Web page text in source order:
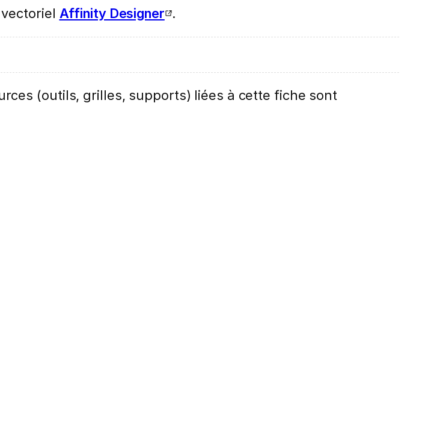
Affinity Designer .
(outils, grilles, supports) liées à cette fiche sont